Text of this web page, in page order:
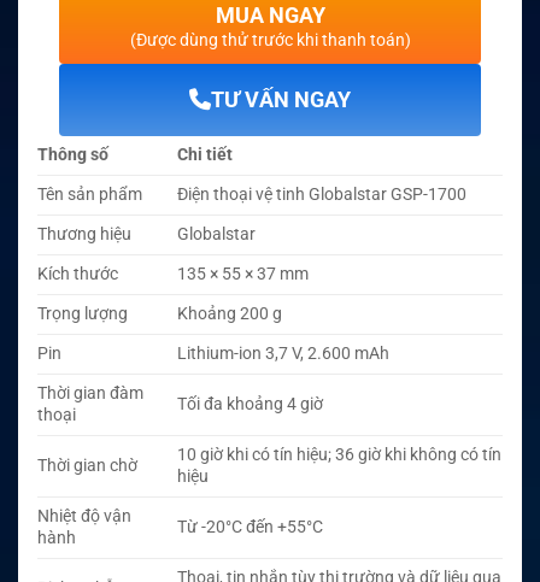
MUA NGAY
(Được dùng thử trước khi thanh toán)
TƯ VẤN NGAY
Thông số
Chi tiết
Tên sản phẩm
Điện thoại vệ tinh Globalstar GSP-1700
Thương hiệu
Globalstar
Kích thước
135 × 55 × 37 mm
Trọng lượng
Khoảng 200 g
Pin
Lithium-ion 3,7 V, 2.600 mAh
Thời gian đàm
thoại
Tối đa khoảng 4 giờ
Thời gian chờ
10 giờ khi có tín hiệu; 36 giờ khi không có tín
hiệu
Nhiệt độ vận
hành
Từ -20°C đến +55°C
Thoại, tin nhắn tùy thị trường và dữ liệu qua